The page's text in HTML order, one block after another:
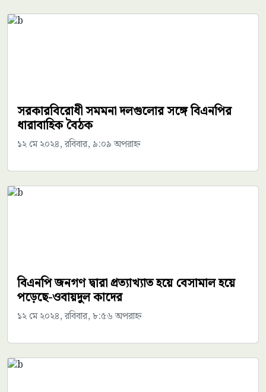
সরকারবিরোধী সমমনা দলগুলোর সঙ্গে বিএনপির
ধারাবাহিক বৈঠক
১২ মে ২০২৪, রবিবার, ৯:০৯ অপরাহ্ন
বিএনপি জনগণ দ্বারা প্রত্যাখ্যাত হয়ে বেসামাল হয়ে
পড়েছে-ওবায়দুল কাদের
১২ মে ২০২৪, রবিবার, ৮:৫৬ অপরাহ্ন